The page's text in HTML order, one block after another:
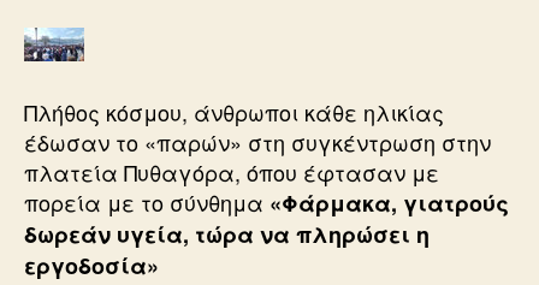
Πλήθος κόσμου, άνθρωποι κάθε ηλικίας
έδωσαν το «παρών» στη συγκέντρωση στην
πλατεία Πυθαγόρα, όπου έφτασαν με
πορεία με το σύνθημα «Φάρμακα, γιατρούς
δωρεάν υγεία, τώρα να πληρώσει η
εργοδοσία»